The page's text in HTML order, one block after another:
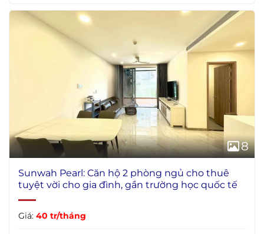
8
Sunwah Pearl: Căn hộ 2 phòng ngủ cho thuê
tuyệt vời cho gia đình, gần trường học quốc tế
Giá: 40 tr/tháng